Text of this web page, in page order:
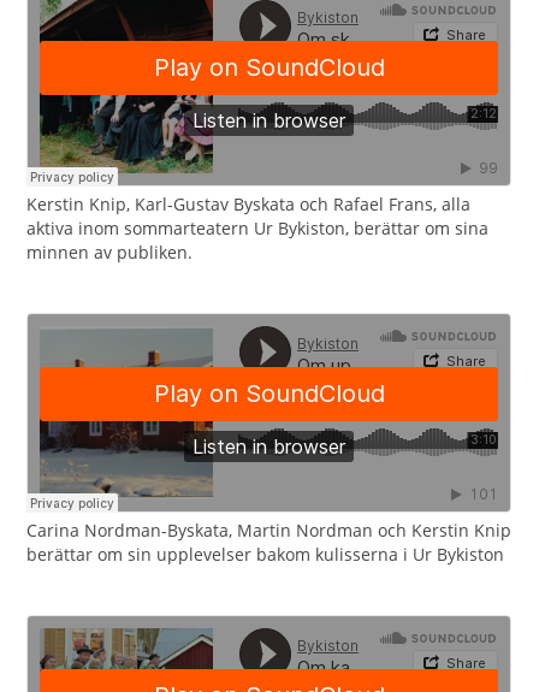
Kerstin Knip, Karl-Gustav Byskata och Rafael Frans, alla
aktiva inom sommarteatern Ur Bykiston, berättar om sina
minnen av publiken.
Carina Nordman-Byskata, Martin Nordman och Kerstin Knip
berättar om sin upplevelser bakom kulisserna i Ur Bykiston